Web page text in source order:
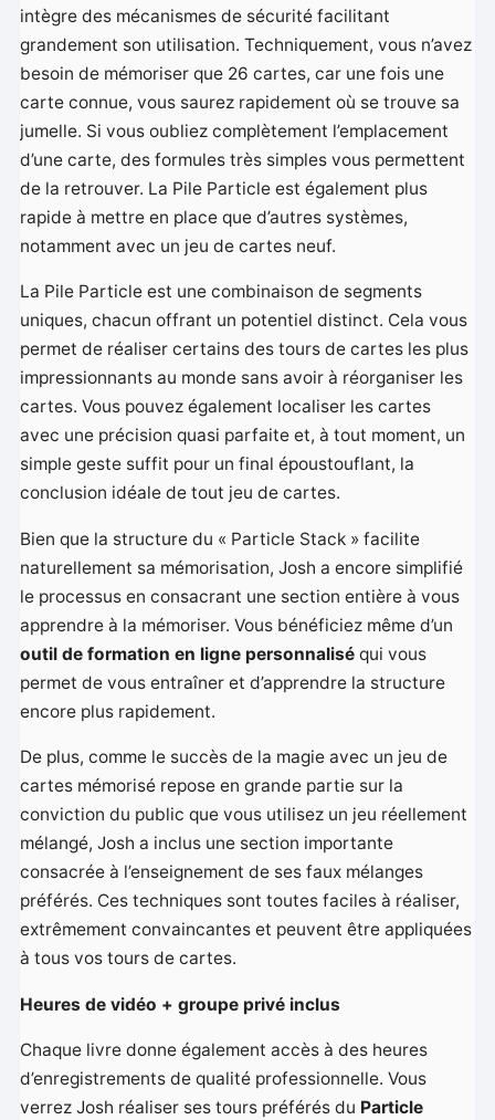
intègre des mécanismes de sécurité facilitant
grandement son utilisation. Techniquement, vous n’avez
besoin de mémoriser que 26 cartes, car une fois une
carte connue, vous saurez rapidement où se trouve sa
jumelle. Si vous oubliez complètement l’emplacement
d’une carte, des formules très simples vous permettent
de la retrouver. La Pile Particle est également plus
rapide à mettre en place que d’autres systèmes,
notamment avec un jeu de cartes neuf.
La Pile Particle est une combinaison de segments
uniques, chacun offrant un potentiel distinct. Cela vous
permet de réaliser certains des tours de cartes les plus
impressionnants au monde sans avoir à réorganiser les
cartes. Vous pouvez également localiser les cartes
avec une précision quasi parfaite et, à tout moment, un
simple geste suffit pour un final époustouflant, la
conclusion idéale de tout jeu de cartes.
Bien que la structure du « Particle Stack » facilite
naturellement sa mémorisation, Josh a encore simplifié
le processus en consacrant une section entière à vous
apprendre à la mémoriser. Vous bénéficiez même d’un
outil de formation en ligne personnalisé qui vous
permet de vous entraîner et d’apprendre la structure
encore plus rapidement.
De plus, comme le succès de la magie avec un jeu de
cartes mémorisé repose en grande partie sur la
conviction du public que vous utilisez un jeu réellement
mélangé, Josh a inclus une section importante
consacrée à l’enseignement de ses faux mélanges
préférés. Ces techniques sont toutes faciles à réaliser,
extrêmement convaincantes et peuvent être appliquées
à tous vos tours de cartes.
Heures de vidéo + groupe privé inclus
Chaque livre donne également accès à des heures
d’enregistrements de qualité professionnelle. Vous
verrez Josh réaliser ses tours préférés du Particle